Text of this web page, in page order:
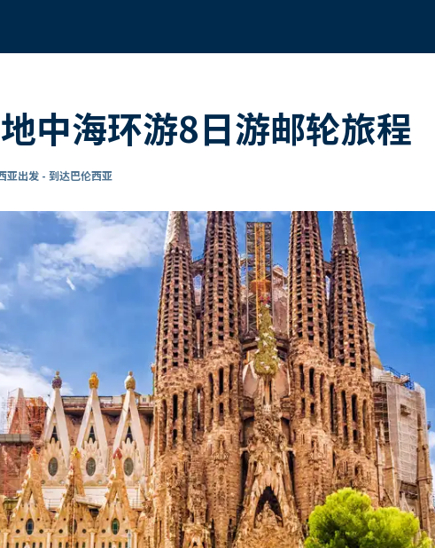
中海环游8日游邮轮旅程
亚出发 - 到达巴伦西亚